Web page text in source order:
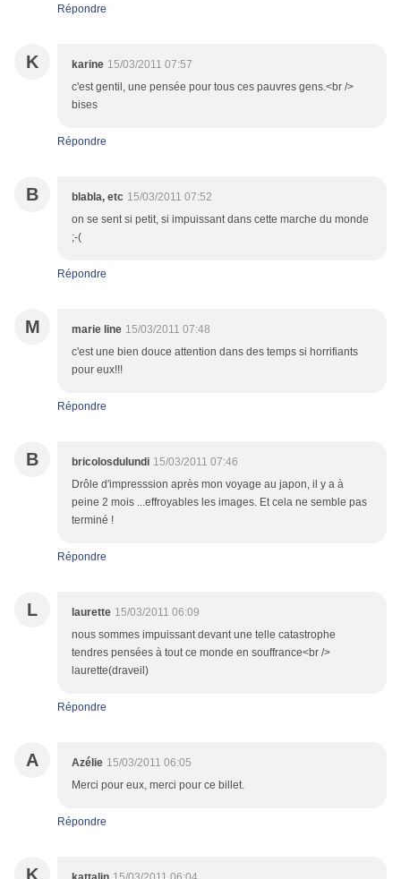
Répondre
K karine 15/03/2011 07:57
c'est gentil, une pensée pour tous ces pauvres gens.<br />
bises
Répondre
B blabla, etc 15/03/2011 07:52
on se sent si petit, si impuissant dans cette marche du monde
;-(
Répondre
M marie line 15/03/2011 07:48
c'est une bien douce attention dans des temps si horrifiants
pour eux!!!
Répondre
B bricolosdulundi 15/03/2011 07:46
Drôle d'impresssion après mon voyage au japon, il y a à
peine 2 mois ...effroyables les images. Et cela ne semble pas
terminé !
Répondre
L laurette 15/03/2011 06:09
nous sommes impuissant devant une telle catastrophe
tendres pensées à tout ce monde en souffrance<br />
laurette(draveil)
Répondre
A Azélie 15/03/2011 06:05
Merci pour eux, merci pour ce billet.
Répondre
K